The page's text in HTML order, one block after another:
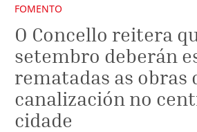
FOMENTO
O Concello reitera
setembro deberán
rematadas as obras
canalización no
cidade